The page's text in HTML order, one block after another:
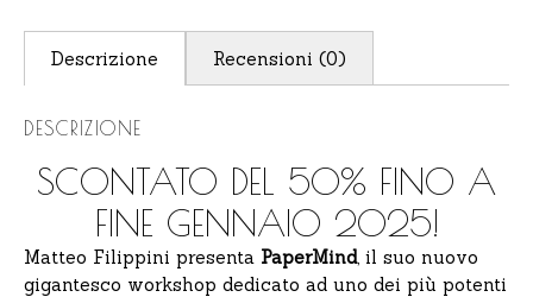
Descrizione Recensioni (0)
DESCRIZIONE
SCONTATO DEL 50% FINO A
FINE GENNAIO 2025!
Matteo Filippini presenta PaperMind, il suo nuovo
gigantesco workshop dedicato ad uno dei più potenti